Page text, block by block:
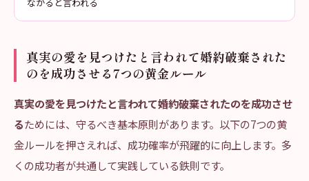
真実の愛を見つけたと言われて婚約破棄された
のを成功させる7つの黄金ルール
真実の愛を見つけたと言われて婚約破棄されたのを成功させ
るためには、守るべき基本原則があります。以下の7つの黄
金ルールを押さえれば、成功確率が飛躍的に向上します。多
くの成功者が共通して実践している鉄則です。